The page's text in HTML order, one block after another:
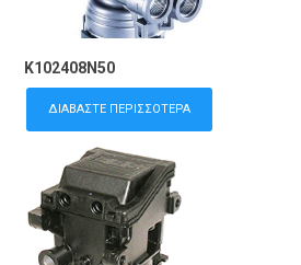
K102408N50
ΔΙΑΒΆΣΤΕ ΠΕΡΙΣΣΌΤΕΡΑ